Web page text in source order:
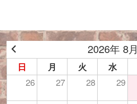
2026年 8月
日 月 火 水
26 27 28 29